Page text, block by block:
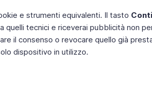
e strumenti equivalenti. Il tasto
tecnici e riceverai pubblicità non
il consenso o revocare quello già
dispositivo in utilizzo.